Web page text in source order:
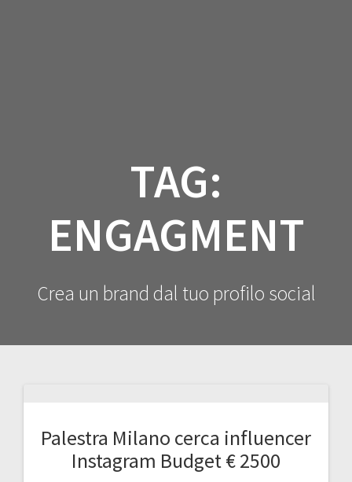
TAG:
ENGAGMENT
Crea un brand dal tuo profilo social
Palestra Milano cerca influencer
Instagram Budget € 2500